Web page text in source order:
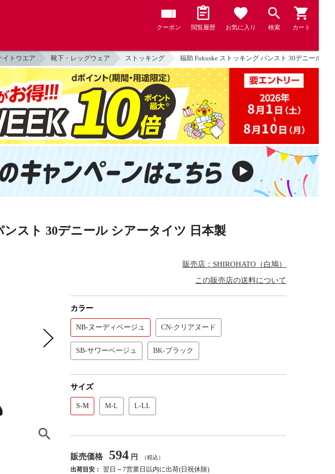
クーポン 閲覧履歴 お気に入り 検索 カート
イトウエア 靴下・レッグウェア ストッキング 福助 Fukuske ストッキング パンスト 30デニール シ
スト 30デニール シアータイツ 日本製
販売店：SHIROHATO（白鳩）
この販売店の送料について
カラー
NB-ヌーディベージュ CN-クリアヌード
SB-サワーベージュ BK-ブラック
サイズ
S-M M-L L-LL
販売価格 594 円 （税込）
出荷目安： 翌日～7営業日以内に出荷(日祝休除)